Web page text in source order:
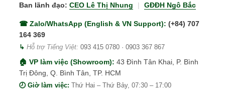
Ban lãnh đạo: CEO Lê Thị Nhung | GĐĐH Ngô Bắc
☎ Zalo/WhatsApp (English & VN Support): (+84) 707
164 369
↳ Hỗ trợ Tiếng Việt: 093 415 0780 · 0903 367 867
🏠 VP làm việc (Showroom): 43 Đình Tân Khai, P. Bình
Trị Đông, Q. Bình Tân, TP. HCM
🕗 Giờ làm việc: Thứ Hai – Thứ Bảy, 07:30 – 17:00